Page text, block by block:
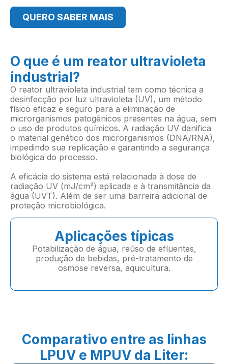
QUERO SABER MAIS
O que é um reator ultravioleta
industrial?
O reator ultravioleta industrial tem como técnica a
desinfecção por luz ultravioleta (UV), um método
físico eficaz e seguro para a eliminação de
microrganismos patogênicos presentes na água, sem
o uso de produtos químicos. A radiação UV danifica
o material genético dos microrganismos (DNA/RNA),
impedindo sua replicação e garantindo a segurança
biológica do processo.
A eficácia do sistema está relacionada à dose de
radiação UV (mJ/cm²) aplicada e à transmitância da
água (UVT). Além de ser uma barreira adicional de
proteção microbiológica.
Aplicações típicas
Potabilização de água, reúso de efluentes,
produção de bebidas, pré-tratamento de
osmose reversa, aquicultura.
Comparativo entre as linhas
LPUV e MPUV da Liter: